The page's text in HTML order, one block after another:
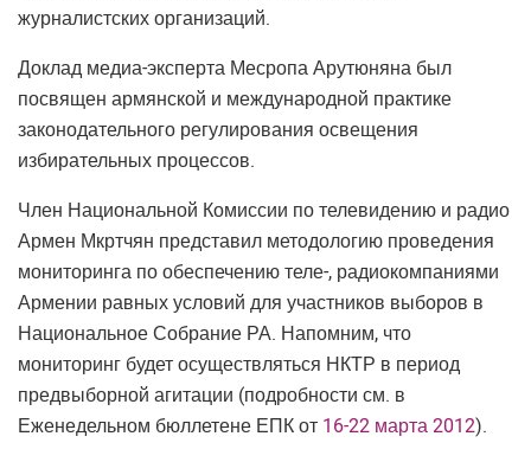
журналистских организаций.
Доклад медиа-эксперта Месропа Арутюняна был
посвящен армянской и международной практике
законодательного регулирования освещения
избирательных процессов.
Член Национальной Комиссии по телевидению и радио
Армен Мкртчян представил методологию проведения
мониторинга по обеспечению теле-, радиокомпаниями
Армении равных условий для участников выборов в
Национальное Собрание РА. Напомним, что
мониторинг будет осуществляться НКТР в период
предвыборной агитации (подробности см. в
Еженедельном бюллетене ЕПК от 16-22 марта 2012).